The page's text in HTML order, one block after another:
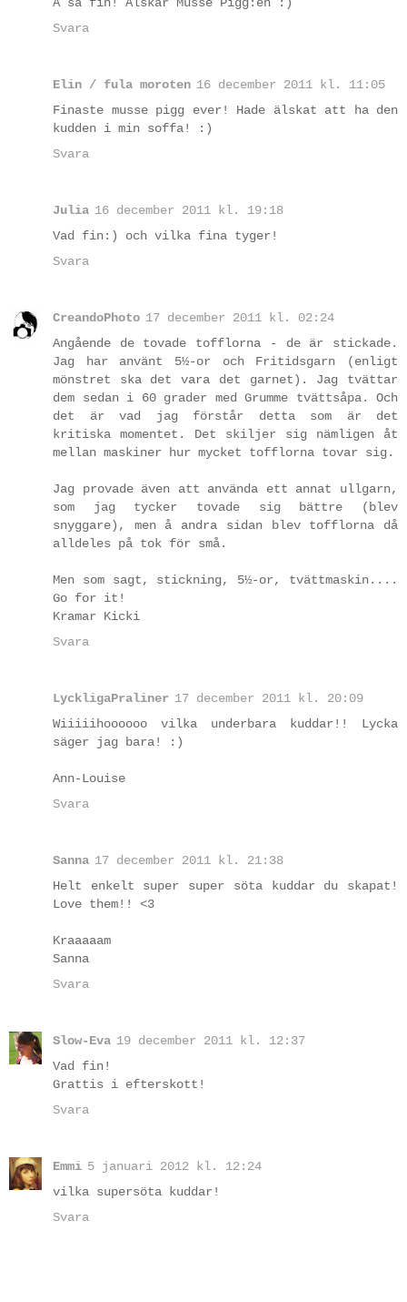
Svara
Elin / fula moroten 16 december 2011 kl. 11:05
Finaste musse pigg ever! Hade älskat att ha den
kudden i min soffa! :)
Svara
Julia 16 december 2011 kl. 19:18
Vad fin:) och vilka fina tyger!
Svara
CreandoPhoto 17 december 2011 kl. 02:24
Angående de tovade tofflorna - de är stickade.
Jag har använt 5½-or och Fritidsgarn (enligt
mönstret ska det vara det garnet). Jag tvättar
dem sedan i 60 grader med Grumme tvättsåpa. Och
det är vad jag förstår detta som är det
kritiska momentet. Det skiljer sig nämligen åt
mellan maskiner hur mycket tofflorna tovar sig.
Jag provade även att använda ett annat ullgarn,
som jag tycker tovade sig bättre (blev
snyggare), men å andra sidan blev tofflorna då
alldeles på tok för små.
Men som sagt, stickning, 5½-or, tvättmaskin....
Go for it!
Kramar Kicki
Svara
LyckligaPraliner 17 december 2011 kl. 20:09
Wiiiiihoooooo vilka underbara kuddar!! Lycka
säger jag bara! :)
Ann-Louise
Svara
Sanna 17 december 2011 kl. 21:38
Helt enkelt super super söta kuddar du skapat!
Love them!! <3
Kraaaaam
Sanna
Svara
Slow-Eva 19 december 2011 kl. 12:37
Vad fin!
Grattis i efterskott!
Svara
Emmi 5 januari 2012 kl. 12:24
vilka supersöta kuddar!
Svara